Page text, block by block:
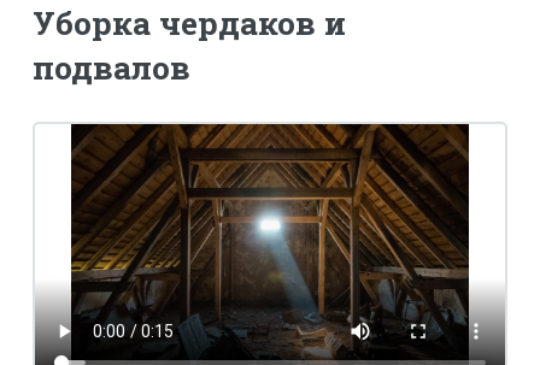
Уборка чердаков и
подвалов